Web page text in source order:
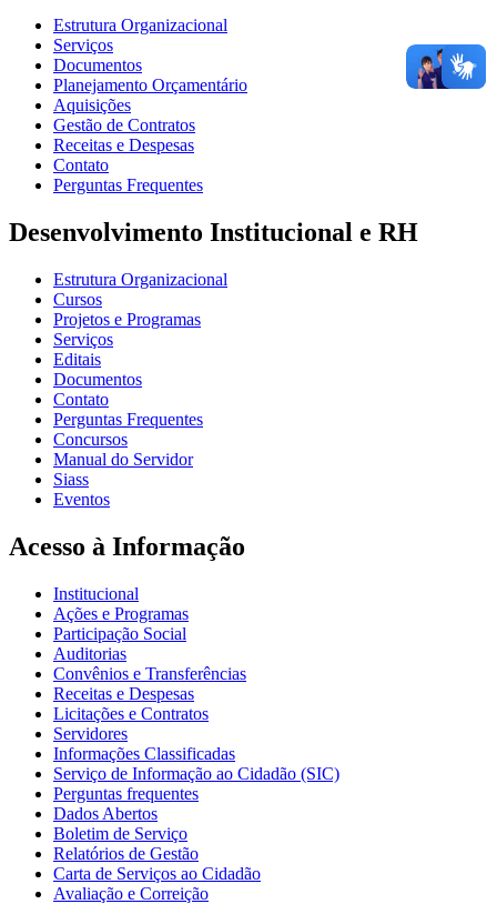
Estrutura Organizacional
Serviços
Documentos
Planejamento Orçamentário
Aquisições
Gestão de Contratos
Receitas e Despesas
Contato
Perguntas Frequentes
Desenvolvimento Institucional e RH
Estrutura Organizacional
Cursos
Projetos e Programas
Serviços
Editais
Documentos
Contato
Perguntas Frequentes
Concursos
Manual do Servidor
Siass
Eventos
Acesso à Informação
Institucional
Ações e Programas
Participação Social
Auditorias
Convênios e Transferências
Receitas e Despesas
Licitações e Contratos
Servidores
Informações Classificadas
Serviço de Informação ao Cidadão (SIC)
Perguntas frequentes
Dados Abertos
Boletim de Serviço
Relatórios de Gestão
Carta de Serviços ao Cidadão
Avaliação e Correição